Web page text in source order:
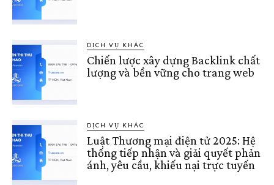
DỊCH VỤ KHÁC
Chiến lược xây dựng Backlink chất
lượng và bền vững cho trang web
DỊCH VỤ KHÁC
Luật Thương mại điện tử 2025: Hệ
thống tiếp nhận và giải quyết phản
ánh, yêu cầu, khiếu nại trực tuyến